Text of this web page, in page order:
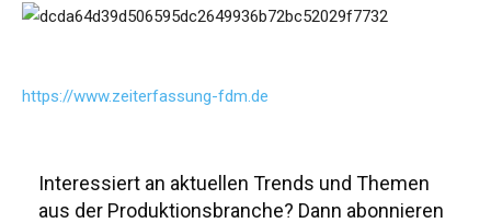
https://www.zeiterfassung-fdm.de
Interessiert an aktuellen Trends und Themen
aus der Produktionsbranche? Dann abonnieren